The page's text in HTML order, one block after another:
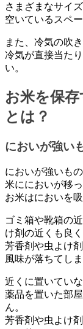
さまざまなサイ
空いているスペ
また、冷気の吹
冷気が直接当た
い。
お米を保
とは？
においが強い
においが強いも
米ににおいが移
お米はにおいを
ゴミ箱や靴箱の
け剤の近くも良
芳香剤や虫よけ
風味が落ちてしま
近くに置いてい
薬品を置いた部
ん。
芳香剤や虫よけ